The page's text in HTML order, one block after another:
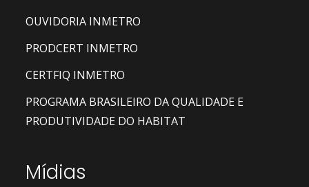
OUVIDORIA INMETRO
PRODCERT INMETRO
CERTFIQ INMETRO
PROGRAMA BRASILEIRO DA QUALIDADE E
PRODUTIVIDADE DO HABITAT
Mídias